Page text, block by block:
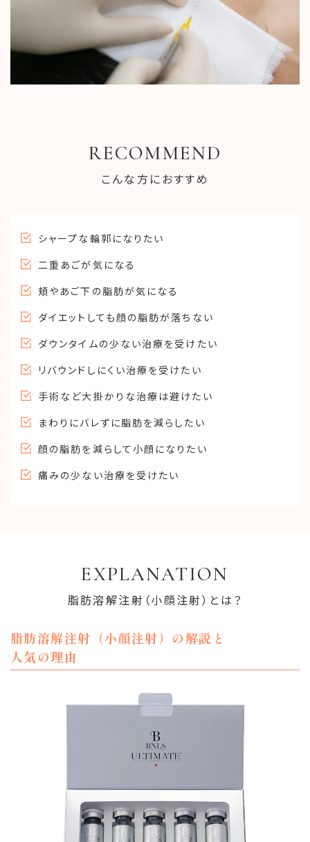
RECOMMEND
こんな方におすすめ
シャープな輪郭になりたい
二重あごが気になる
頬やあご下の脂肪が気になる
ダイエットしても顔の脂肪が落ちない
ダウンタイムの少ない治療を受けたい
リバウンドしにくい治療を受けたい
手術など大掛かりな治療は避けたい
まわりにバレずに脂肪を減らしたい
顔の脂肪を減らして小顔になりたい
痛みの少ない治療を受けたい
EXPLANATION
脂肪溶解注射（小顔注射）とは？
脂肪溶解注射（小顔注射）の解説と
人気の理由